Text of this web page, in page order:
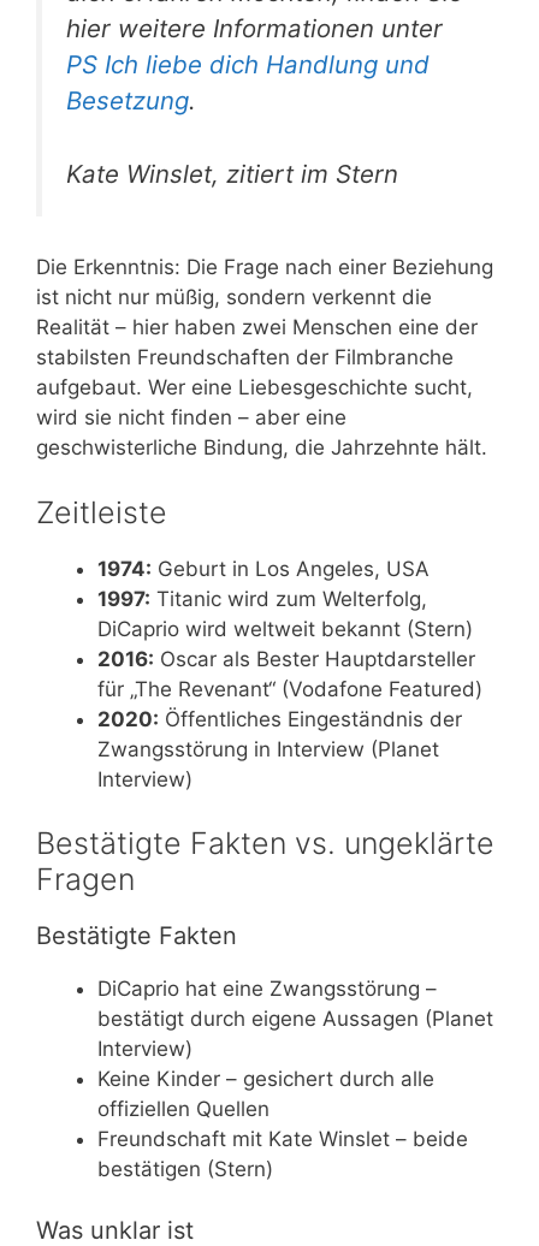
hier weitere Informationen unter
PS Ich liebe dich Handlung und
Besetzung.
Kate Winslet, zitiert im Stern
Die Erkenntnis: Die Frage nach einer Beziehung
ist nicht nur müßig, sondern verkennt die
Realität – hier haben zwei Menschen eine der
stabilsten Freundschaften der Filmbranche
aufgebaut. Wer eine Liebesgeschichte sucht,
wird sie nicht finden – aber eine
geschwisterliche Bindung, die Jahrzehnte hält.
Zeitleiste
1974: Geburt in Los Angeles, USA
1997: Titanic wird zum Welterfolg,
DiCaprio wird weltweit bekannt (Stern)
2016: Oscar als Bester Hauptdarsteller
für „The Revenant“ (Vodafone Featured)
2020: Öffentliches Eingeständnis der
Zwangsstörung in Interview (Planet
Interview)
Bestätigte Fakten vs. ungeklärte
Fragen
Bestätigte Fakten
DiCaprio hat eine Zwangsstörung –
bestätigt durch eigene Aussagen (Planet
Interview)
Keine Kinder – gesichert durch alle
offiziellen Quellen
Freundschaft mit Kate Winslet – beide
bestätigen (Stern)
Was unklar ist